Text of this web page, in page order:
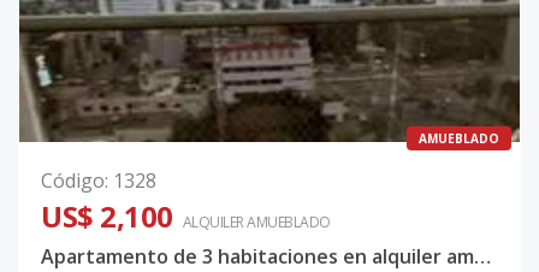
AMUEBLADO
Código: 1328
US$ 2,100 ALQUILERAMUEBLADO
Apartamento de 3 habitaciones en alquiler amueblado